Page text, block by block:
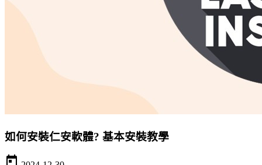
如何安裝仁安軟體? 基本安裝教學
today